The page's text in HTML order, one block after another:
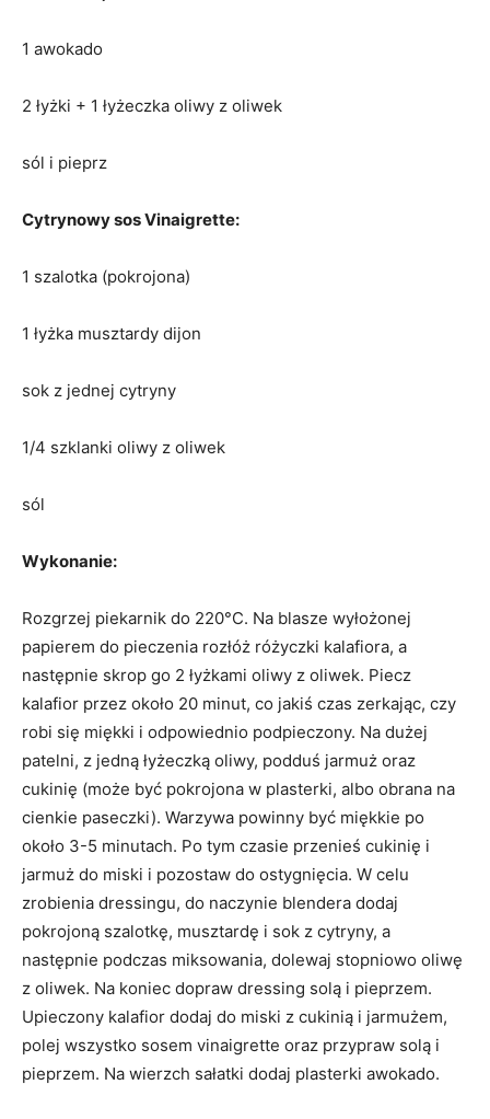
1 awokado
2 łyżki + 1 łyżeczka oliwy z oliwek
sól i pieprz
Cytrynowy sos Vinaigrette:
1 szalotka (pokrojona)
1 łyżka musztardy dijon
sok z jednej cytryny
1/4 szklanki oliwy z oliwek
sól
Wykonanie:
Rozgrzej piekarnik do 220°C. Na blasze wyłożonej
papierem do pieczenia rozłóż różyczki kalafiora, a
następnie skrop go 2 łyżkami oliwy z oliwek. Piecz
kalafior przez około 20 minut, co jakiś czas zerkając, czy
robi się miękki i odpowiednio podpieczony. Na dużej
patelni, z jedną łyżeczką oliwy, podduś jarmuż oraz
cukinię (może być pokrojona w plasterki, albo obrana na
cienkie paseczki). Warzywa powinny być miękkie po
około 3-5 minutach. Po tym czasie przenieś cukinię i
jarmuż do miski i pozostaw do ostygnięcia. W celu
zrobienia dressingu, do naczynie blendera dodaj
pokrojoną szalotkę, musztardę i sok z cytryny, a
następnie podczas miksowania, dolewaj stopniowo oliwę
z oliwek. Na koniec dopraw dressing solą i pieprzem.
Upieczony kalafior dodaj do miski z cukinią i jarmużem,
polej wszystko sosem vinaigrette oraz przypraw solą i
pieprzem. Na wierzch sałatki dodaj plasterki awokado.